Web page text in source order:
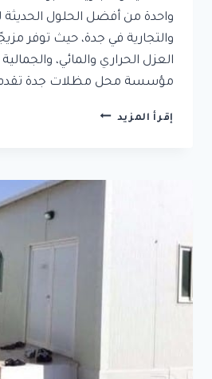
واحدة من أفضل الحلول الحديثة
والتجارية في جدة، حيث توفر
العزل الحراري والمائي،
مؤسسة محل مظلات جدة تقدم
إقرأ المزيد تركيب
في